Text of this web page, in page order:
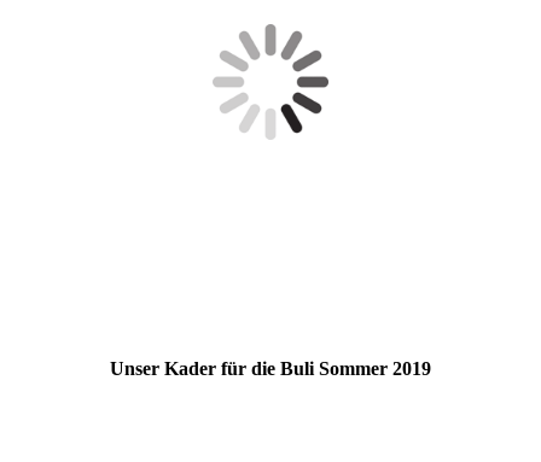
Unser Kader für die Buli Sommer 2019